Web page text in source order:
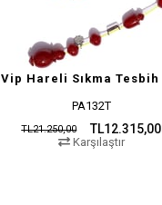
Vip Hareli Sıkma Tesbih
PA132T
TL12.315,00
TL21.250,00
Karşılaştır